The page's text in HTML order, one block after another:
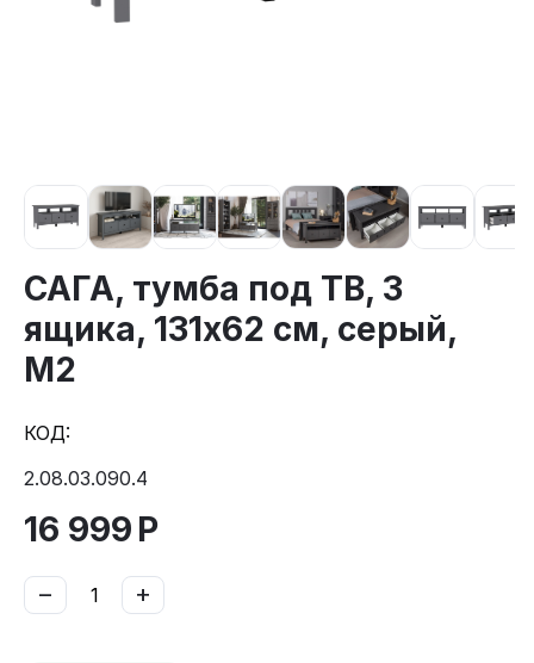
САГА, тумба под ТВ, 3
ящика, 131х62 см, серый,
М2
КОД:
2.08.03.090.4
16 999 Р
+
−